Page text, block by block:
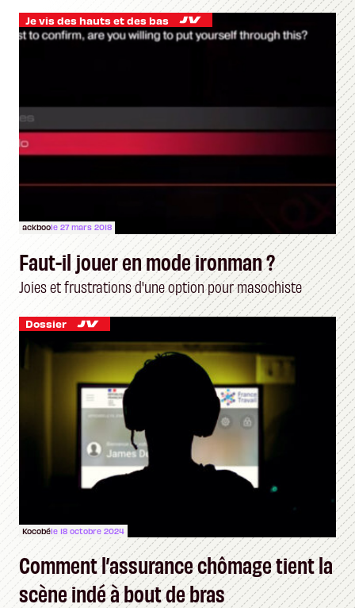
Je vis des hauts et des bas
ackboole 27 mars 2018
Faut-il jouer en mode ironman ?
Joies et frustrations d'une option pour masochiste
Dossier
Kocobéle 18 octobre 2024
Comment l’assurance chômage tient la
scène indé à bout de bras